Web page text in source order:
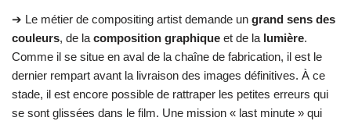
➔ Le métier de compositing artist demande un grand sens des
couleurs, de la composition graphique et de la lumière.
Comme il se situe en aval de la chaîne de fabrication, il est le
dernier rempart avant la livraison des images définitives. À ce
stade, il est encore possible de rattraper les petites erreurs qui
se sont glissées dans le film. Une mission « last minute » qui